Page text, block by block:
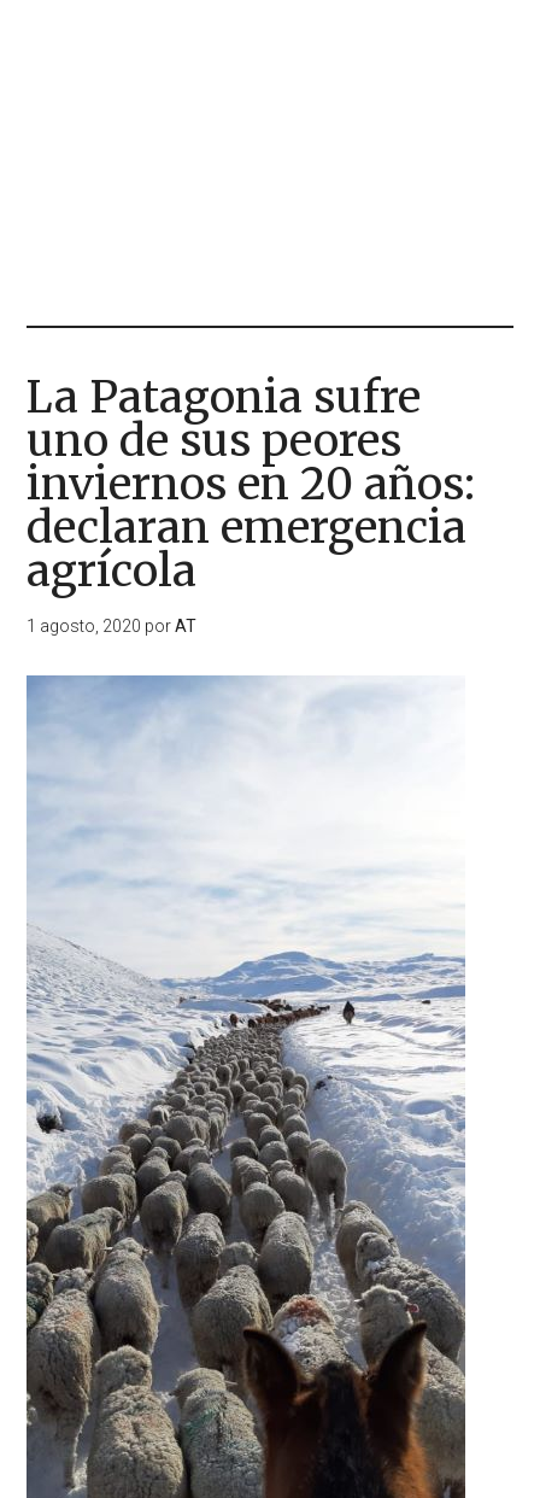
La Patagonia sufre
uno de sus peores
inviernos en 20 años:
declaran emergencia
agrícola
1 agosto, 2020 porAT